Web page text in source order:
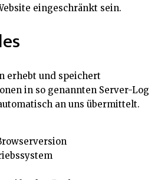
eingeschränkt sein.
erhebt und speichert
in so genannten Server-Log
an uns übermittelt.